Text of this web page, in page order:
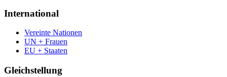
International
Vereinte Nationen
UN + Frauen
EU + Staaten
Gleichstellung